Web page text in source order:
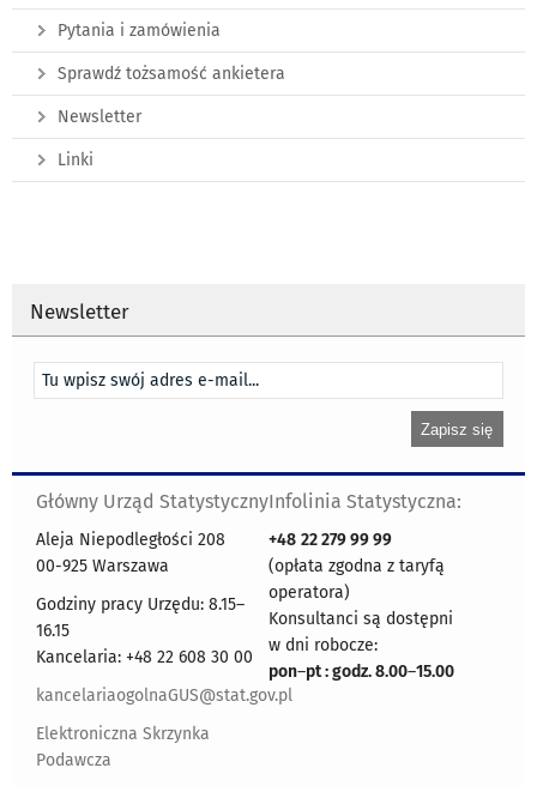
Pytania i zamówienia
Sprawdź tożsamość ankietera
Newsletter
Linki
Newsletter
Główny Urząd Statystyczny
Aleja Niepodległości 208
00-925 Warszawa
Godziny pracy Urzędu: 8.15–
16.15
Kancelaria: +48 22 608 30 00
kancelariaogolnaGUS@stat.gov.pl
Elektroniczna Skrzynka
Podawcza
Infolinia Statystyczna:
+48 22 279 99 99
(opłata zgodna z taryfą
operatora)
Konsultanci są dostępni
w dni robocze:
pon–pt : godz. 8.00–15.00